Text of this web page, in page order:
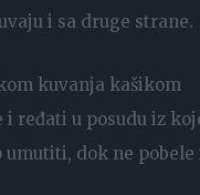
i sa druge strane.
kuvanja kašikom
ređati u posudu iz
dok ne pobele